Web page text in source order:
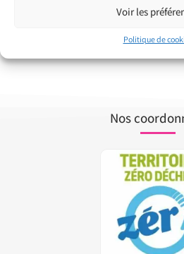
Voir les
Politique de
Nos